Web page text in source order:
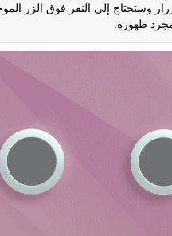
وستحتاج إلى النقر فوق الزر
ظهوره.